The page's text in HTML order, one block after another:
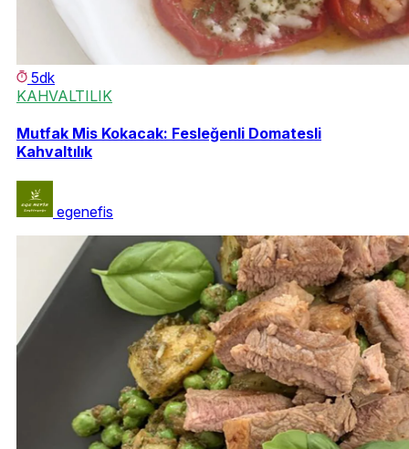
5dk
KAHVALTILIK
Mutfak Mis Kokacak: Fesleğenli Domatesli
Kahvaltılık
egenefis